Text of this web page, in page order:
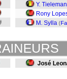
Y.
Rony
M. Sylla (
José